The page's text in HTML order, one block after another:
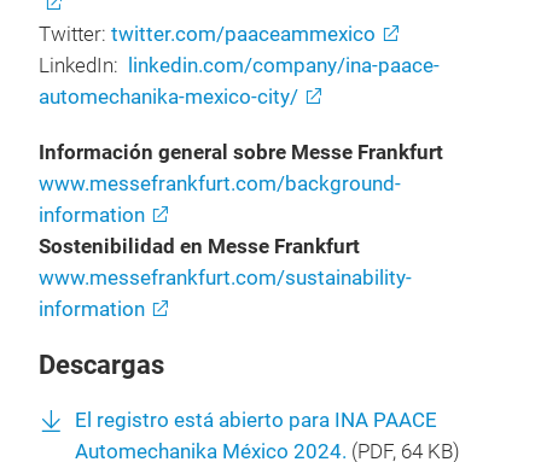
Twitter: twitter.com/paaceammexico
LinkedIn:
linkedin.com/company/ina-paace-
automechanika-mexico-city/
Información general sobre Messe Frankfurt
www.messefrankfurt.com/background-
information
Sostenibilidad en Messe Frankfurt
www.messefrankfurt.com/sustainability-
information
Descargas
El registro está abierto para INA PAACE
Automechanika México 2024. (PDF, 64 KB)